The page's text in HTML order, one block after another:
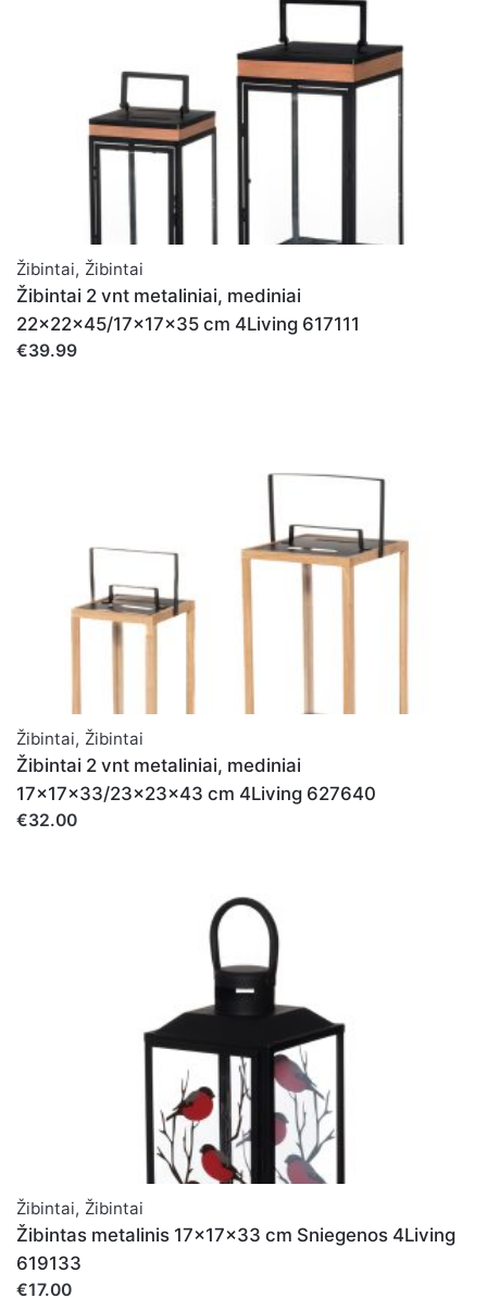
Žibintai, Žibintai
Žibintai 2 vnt metaliniai, mediniai
22x22x45/17x17x35 cm 4Living 617111
€39.99
Žibintai, Žibintai
Žibintai 2 vnt metaliniai, mediniai
17x17x33/23x23x43 cm 4Living 627640
€32.00
Žibintai, Žibintai
Žibintas metalinis 17x17x33 cm Sniegenos 4Living
619133
€17.00